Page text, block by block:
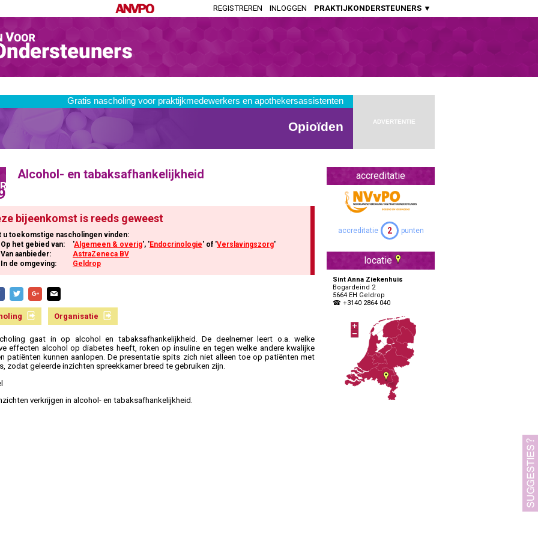
REGISTREREN INLOGGEN PRAKTIJKONDERSTEUNERS ▼
Openbaar Apothekers
Ziekenhuis Apothekers
OVERIGE SPECIALISMEN
Artsen Verstandelijk Gehandicapten
Specialisten Ouderengeneeskunde
ADVERTENTIE
accreditatie
accreditatie 2 punten
locatie
Sint Anna Ziekenhuis
Bogardeind 2
5664 EH Geldrop
☎ +3140 2864 040
Alcohol- en tabaksafhankelijkheid
bijeenkomst is reeds geweest
u toekomstige nascholingen vinden:
Op het gebied van:
'Algemeen & overig', 'Endocrinologie' of 'Verslavingszorg'
Van aanbieder:
AstraZeneca BV
In de omgeving:
Geldrop
Organisatie
gaat in op alcohol en tabaksafhankelijkheid. De deelnemer leert o.a. welke
effecten alcohol op diabetes heeft, roken op insuline en tegen welke andere kwalijke
patiënten kunnen aanlopen. De presentatie spits zich niet alleen toe op patiënten met
zodat geleerde inzichten spreekkamer breed te gebruiken zijn.
verkrijgen in alcohol- en tabaksafhankelijkheid.